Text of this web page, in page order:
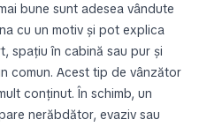
bune sunt adesea vândute
cu un motiv și pot explica
spațiu în cabină sau pur și
comun. Acest tip de vânzător
conținut. În schimb, un
nerăbdător, evaziv sau